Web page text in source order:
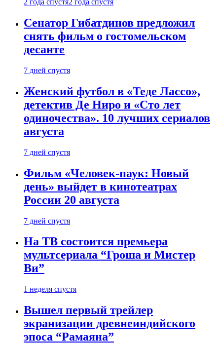
2 года спустя2 года спустя
Сенатор Гибатдинов предложил
снять фильм о гостомельском
десанте
7 дней спустя
Женский футбол в «Теде Лассо»,
детектив Де Ниро и «Сто лет
одиночества». 10 лучших сериалов
августа
7 дней спустя
Фильм «Человек-паук: Новый
день» выйдет в кинотеатрах
России 20 августа
7 дней спустя
На ТВ состоится премьера
мультсериала “Гроша и Мистер
Ви”
1 неделя спустя
Вышел первый трейлер
экранизации древнеиндийского
эпоса “Рамаяна”